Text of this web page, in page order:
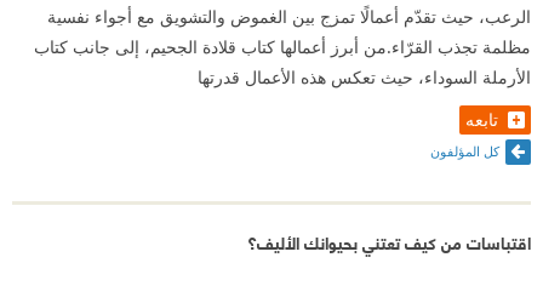
الرعب، حيث تقدّم أعمالًا تمزج بين الغموض والتشويق مع أجواء نفسية
مظلمة تجذب القرّاء.من أبرز أعمالها كتاب قلادة الجحيم، إلى جانب كتاب
الأرملة السوداء، حيث تعكس هذه الأعمال قدرتها
تابعه
كل المؤلفون
اقتباسات من كيف تعتني بحيوانك الأليف؟